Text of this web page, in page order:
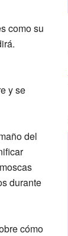
como su
y se
del
durante
cómo